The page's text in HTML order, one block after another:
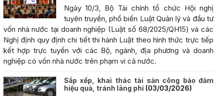
Ngày 10/3, Bộ Tài chính tổ chức Hội nghị
tuyên truyền, phổ biến Luật Quản lý và đầu tư
vốn nhà nước tại doanh nghiệp (Luật số 68/2025/QH15) và các
Nghị định quy định chi tiết thi hành Luật theo hình thức trực tiếp
kết hợp trực tuyến với các Bộ, ngành, địa phương và doanh
nghiệp có vốn nhà nước trên phạm vi cả nước.
Sắp xếp, khai thác tài sản công bảo đảm
hiệu quả, tránh lãng phí (03/03/2026)